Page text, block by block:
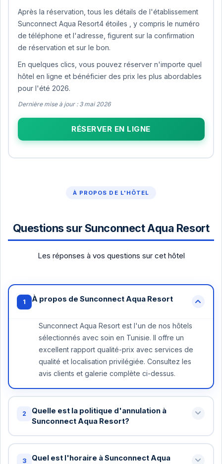
Après la réservation, tous les détails de l'établissement
Sunconnect Aqua Resort4 étoiles , y compris le numéro
de téléphone et l'adresse, figurent sur la confirmation
de réservation et sur le bon.
En quelques clics, vous pouvez réserver n'importe quel
hôtel en ligne et bénéficier des prix les plus abordables
pour l'été 2026.
Dernière mise à jour : 3 mai 2026
RÉSERVER EN LIGNE
À PROPOS DE L'HÔTEL
Questions sur Sunconnect Aqua Resort
Les réponses à vos questions sur cet hôtel
1 À propos de Sunconnect Aqua Resort
Sunconnect Aqua Resort est l'un de nos hôtels
sélectionnés avec soin en Tunisie. Il offre un
excellent rapport qualité-prix avec services de
qualité et localisation privilégiée. Consultez les
avis clients et galerie complète ci-dessus.
2
Quelle est la politique d'annulation à
Sunconnect Aqua Resort?
Annulation gratuite jusqu'à 48 heures avant votre
arrivée à Sunconnect Aqua Resort. Au-delà, une
3
Quel est l'horaire à Sunconnect Aqua